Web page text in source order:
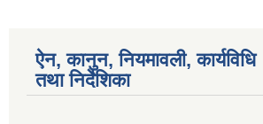
ऐन, कानुन, नियमावली, कार्यविधि
तथा निर्देशिका